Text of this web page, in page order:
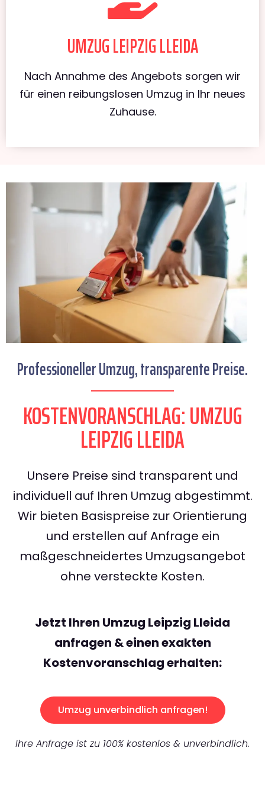
UMZUG LEIPZIG LLEIDA
Nach Annahme des Angebots sorgen wir
für einen reibungslosen Umzug in Ihr neues
Zuhause.
Professioneller Umzug, transparente Preise.
KOSTENVORANSCHLAG: UMZUG
LEIPZIG LLEIDA
Unsere Preise sind transparent und
individuell auf Ihren Umzug abgestimmt.
Wir bieten Basispreise zur Orientierung
und erstellen auf Anfrage ein
maßgeschneidertes Umzugsangebot
ohne versteckte Kosten.
Jetzt Ihren Umzug Leipzig Lleida
anfragen & einen exakten
Kostenvoranschlag erhalten:
Umzug unverbindlich anfragen!
Ihre Anfrage ist zu 100% kostenlos & unverbindlich.